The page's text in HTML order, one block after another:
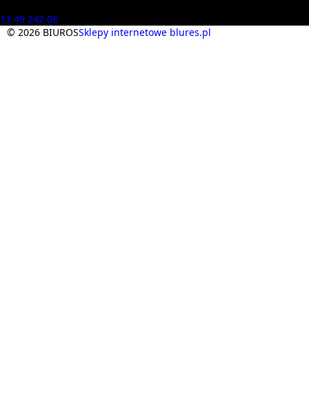
13 49 242 08
© 2026 BIUROSSklepy internetowe blures.pl